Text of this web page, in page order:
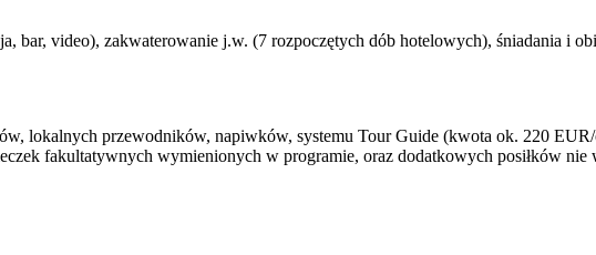
bar, video), zakwaterowanie j.w. (7 rozpoczętych dób hotelowych), śniadania i
lokalnych przewodników, napiwków, systemu Tour Guide (kwota ok. 220
fakultatywnych wymienionych w programie, oraz dodatkowych posiłków